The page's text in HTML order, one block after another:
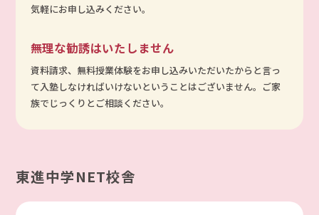
気軽にお申し込みください。
無理な勧誘はいたしません
資料請求、無料授業体験をお申し込みいただいたからと言っ
て入塾しなければいけないということはございません。ご家
族でじっくりとご相談ください。
東進中学NET校舎